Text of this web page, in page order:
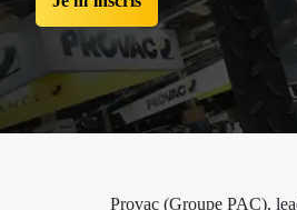
Provac (Groupe PAC),